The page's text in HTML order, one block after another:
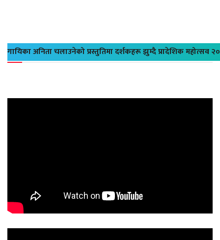
गायिका अनिता चलाउनेको प्रस्तुतिमा दर्शकहरू झुम्दै प्रादेशिक महोत्सव